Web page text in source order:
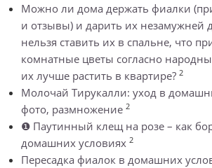
Можно ли дома держать фиалки
и отзывы) и дарить их незамужней
нельзя ставить их в спальне, что
комнатные цветы согласно
их лучше растить в квартире? 2
Молочай Тирукалли: уход в
фото, размножение 2
❶ Паутинный клещ на розе – как
домашних условиях 2
Пересадка фиалок в домашних